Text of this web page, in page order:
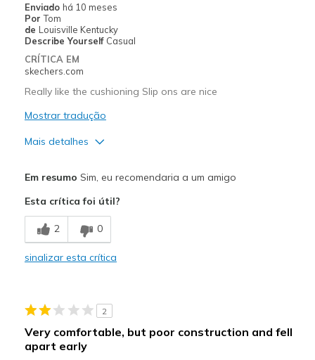
Enviado há 10 meses
Por Tom
de Louisville Kentucky
Describe Yourself Casual
CRÍTICA EM
skechers.com
Really like the cushioning Slip ons are nice
Mostrar tradução
Mais detalhes
Melhores utilizações
Casual Wear
Going Out
Travel
Width
Em resumo Sim, eu recomendaria a um amigo
Esta crítica foi útil?
2 0
sinalizar esta crítica
2
Very comfortable, but poor construction and fell
apart early